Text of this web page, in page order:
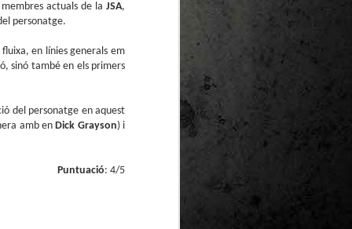
actuals de laJSA,
personatge.
en línies generals em
sinó també en els primers
del personatge en aquest
amb enDick Grayson) i
Puntuació: 4/5